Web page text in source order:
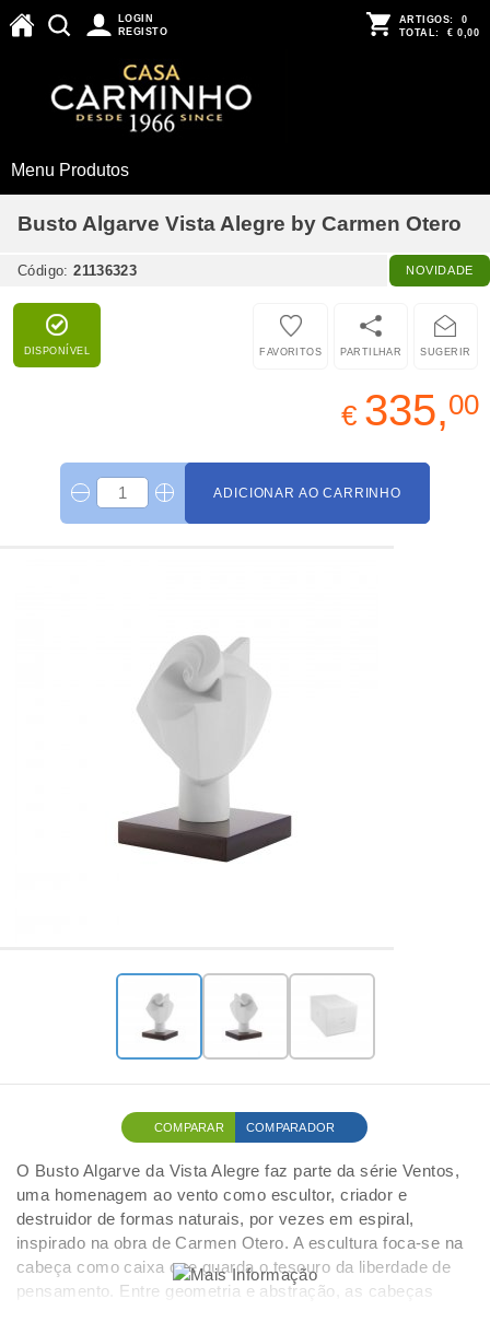
LOGIN
REGISTO
ARTIGOS: 0
TOTAL: € 0,00
Menu Produtos
Busto Algarve Vista Alegre by Carmen Otero
Código:21136323 NOVIDADE
DISPONÍVEL SUGERIR
PARTILHAR
FAVORITOS
€ 335,00
ADICIONAR AO CARRINHO
COMPARAR COMPARADOR
O Busto Algarve da Vista Alegre faz parte da série Ventos,
uma homenagem ao vento como escultor, criador e
destruidor de formas naturais, por vezes em espiral,
inspirado na obra de Carmen Otero. A escultura foca-se na
cabeça como caixa que guarda o tesouro da liberdade de
pensamento. Entre geometria e abstração, as cabeças